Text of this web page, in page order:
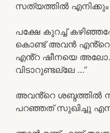
സത്യത്തിൽ എനിക്കും
പക്ഷേ കുറച്ച്
കൊണ്ട് അവൻ എൻ്റെ
എൻ്റ ഷീനയെ
വിടാറുണ്ടല്ലേ …”
അവൻ്റെ ശബ്ദത്തിൽ
പറഞ്ഞത് സുഖിച്ചു